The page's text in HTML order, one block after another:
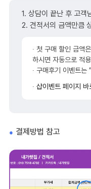
1. 상담이 끝난 후 고객
2. 견적서의 금액만큼
∙ 첫 구매 할인 금액
하시면 자동으로 적
∙ 구매후기 이벤트는
∙샵이벤트 페이지
결제방법 참고